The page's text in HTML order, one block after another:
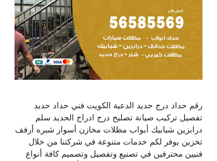
رقم حداد درج حديد الدعية الكويت فني حداد حديد
تفصيل تركيب صيانة تصليح درج ادراج الحديد سلم
درابزين شبابيك أبواب مظلات مخازن أسوار شبره أرفف
تخزين يوفر لكم خدمات متنوعة في شركتنا من خلال
فنيين محترفين في تصنيع وتفصيل وتصميم كافة أنواع